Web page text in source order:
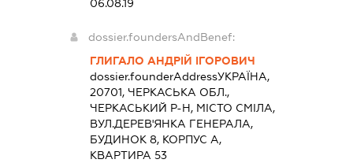
06.08.19
dossier.foundersAndBenef:
ГЛИГАЛО АНДРІЙ ІГОРОВИЧ
dossier.founderAddressУКРАЇНА,
20701, ЧЕРКАСЬКА ОБЛ.,
ЧЕРКАСЬКИЙ Р-Н, МІСТО СМІЛА,
ВУЛ.ДЕРЕВ'ЯНКА ГЕНЕРАЛА,
БУДИНОК 8, КОРПУС А,
КВАРТИРА 53